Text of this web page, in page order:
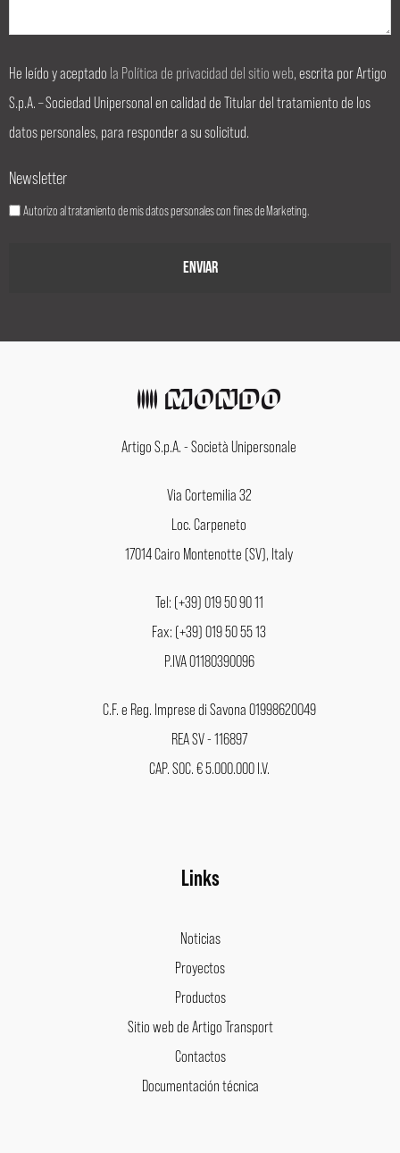
He leído y aceptado la Política de privacidad del sitio web, escrita por Artigo
S.p.A. – Sociedad Unipersonal en calidad de Titular del tratamiento de los
datos personales, para responder a su solicitud.
Newsletter
Autorizo al tratamiento de mis datos personales con fines de Marketing.
Artigo S.p.A. - Società Unipersonale
Via Cortemilia 32
Loc. Carpeneto
17014 Cairo Montenotte (SV), Italy
Tel: (+39) 019 50 90 11
Fax: (+39) 019 50 55 13
P.IVA 01180390096
C.F. e Reg. Imprese di Savona 01998620049
REA SV - 116897
CAP. SOC. € 5.000.000 I.V.
Links
Noticias
Proyectos
Productos
Sitio web de Artigo Transport
Contactos
Documentación técnica